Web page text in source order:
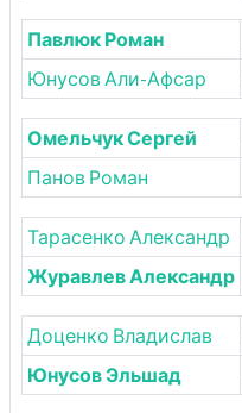
Павлюк Роман
Юнусов Али-Афсар
Омельчук Сергей
Панов Роман
Тарасенко Александр
Журавлев Александр
Доценко Владислав
Юнусов Эльшад